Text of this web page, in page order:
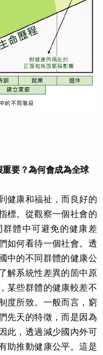
要？為何會成為全球
健康和福祉，而良好的
標。從觀察一個社會的
體中可避免的健康差
如何看待一個社會。透
中的不同群體的健康公
解系統性差異的箇中原
某些群體的健康較差不
度所致。一般而言，窮
先天的特徵，而是因為
此，透過減少國內外可
助推動健康公平。這是